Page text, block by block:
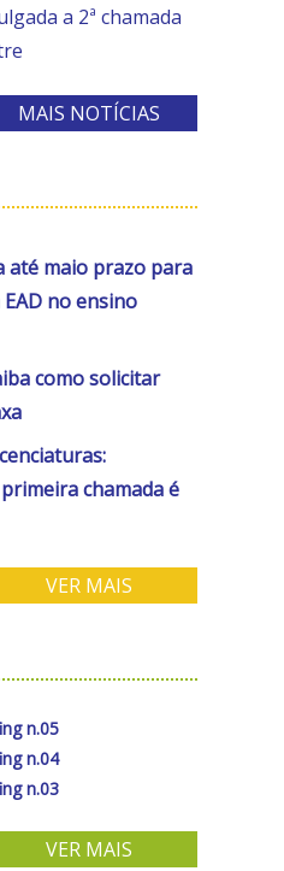
a 2ª chamada
MAIS NOTÍCIAS
até maio prazo para
no ensino
como solicitar
chamada é
VER MAIS
n.05
n.04
n.03
VER MAIS